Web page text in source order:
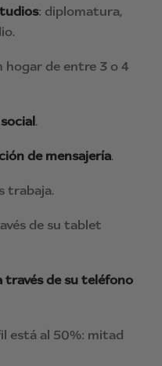
: diplomatura,
hogar de entre 3 o 4
.
de mensajería.
trabaja.
de su tablet
través de su teléfono
está al 50%: mitad